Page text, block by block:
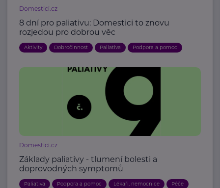
Domestici.cz
8 dní pro paliativu: Domestici to znovu
rozjedou pro dobrou věc
Aktivity Dobročinnost Paliativa Podpora a pomoc
Domestici.cz
Základy paliativy - tlumení bolesti a
doprovodných symptomů
Paliativa Podpora a pomoc Lékaři, nemocnice Péče